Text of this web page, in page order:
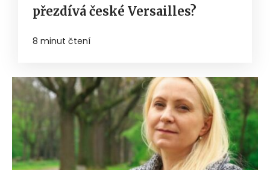
přezdívá české Versailles?
8 minut čtení